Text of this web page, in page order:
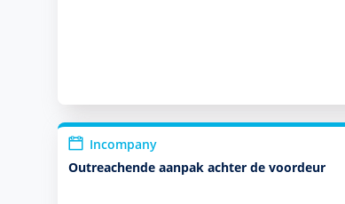
Incompany
Outreachende aanpak achter de voordeur